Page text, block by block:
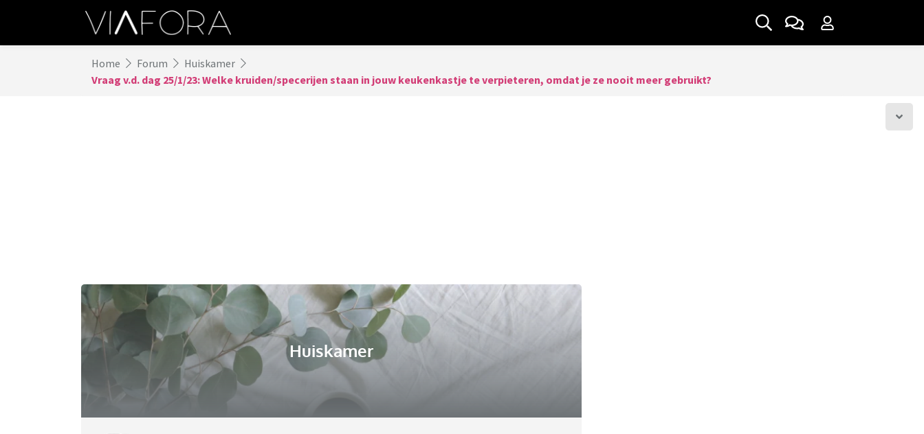
Home Forum
Huiskamer
Vraag v.d. dag 25/1/23: Welke kruiden/specerijen staan in jouw keukenkastje te verpieteren, omdat je ze nooit meer gebruikt?
Huiskamer